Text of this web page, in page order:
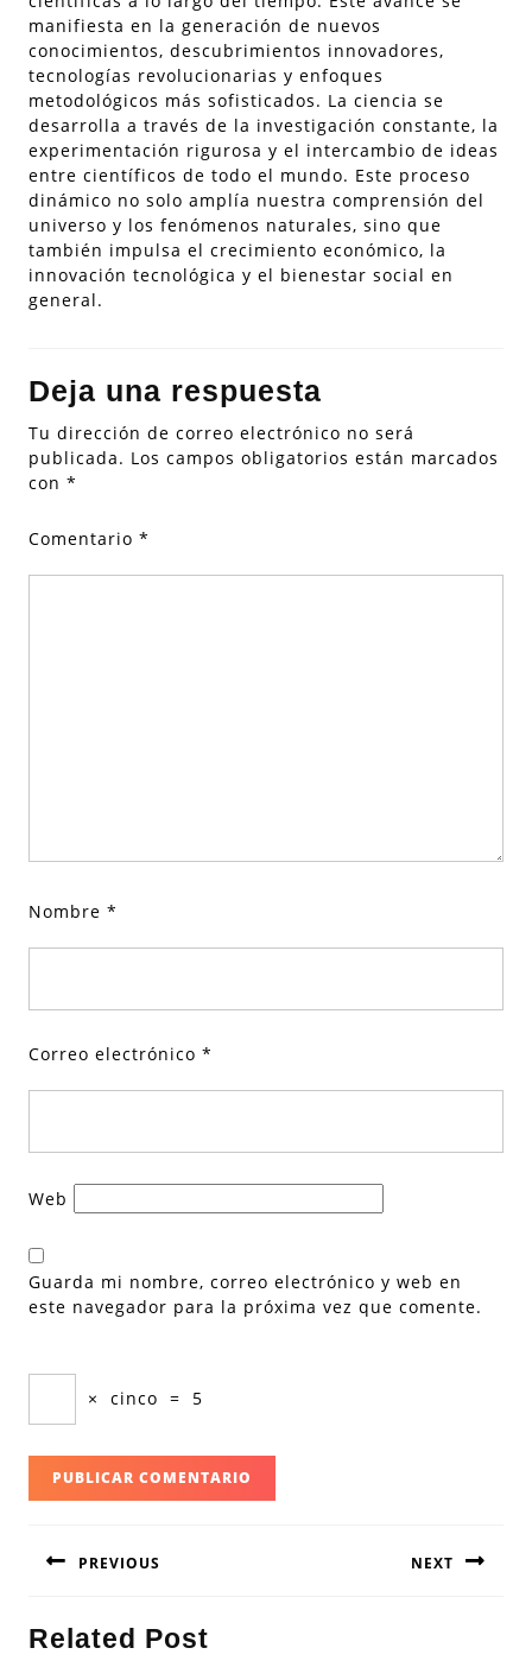
manifiesta en la generación de nuevos
conocimientos, descubrimientos innovadores,
tecnologías revolucionarias y enfoques
metodológicos más sofisticados. La ciencia se
desarrolla a través de la investigación constante, la
experimentación rigurosa y el intercambio de ideas
entre científicos de todo el mundo. Este proceso
dinámico no solo amplía nuestra comprensión del
universo y los fenómenos naturales, sino que
también impulsa el crecimiento económico, la
innovación tecnológica y el bienestar social en
general.
Deja una respuesta
Tu dirección de correo electrónico no será
publicada. Los campos obligatorios están marcados
con *
Comentario *
Nombre *
Correo electrónico *
Web
Guarda mi nombre, correo electrónico y web en
este navegador para la próxima vez que comente.
× cinco = 5
de
PREVIOUS
anterior:
NEXT
Related Post